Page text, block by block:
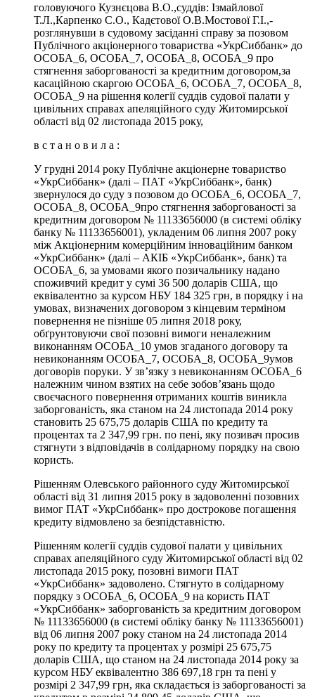
головуючого Кузнєцова В.О.,суддів: Ізмайлової
Т.Л.,Карпенко С.О., Кадєтової О.В.Мостової Г.І.,-
розглянувши в судовому засіданні справу за позовом
Публічного акціонерного товариства «УкрСиббанк» до
ОСОБА_6, ОСОБА_7, ОСОБА_8, ОСОБА_9 про
стягнення заборгованості за кредитним договором,за
касаційною скаргою ОСОБА_6, ОСОБА_7, ОСОБА_8,
ОСОБА_9 на рішення колегії суддів судової палати у
цивільних справах апеляційного суду Житомирської
області від 02 листопада 2015 року,
в с т а н о в и л а :
У грудні 2014 року Публічне акціонерне товариство
«УкрСиббанк» (далі ‒ ПАТ «УкрСиббанк», банк)
звернулося до суду з позовом до ОСОБА_6, ОСОБА_7,
ОСОБА_8, ОСОБА_9про стягнення заборгованості за
кредитним договором № 11133656000 (в системі обліку
банку № 11133656001), укладеним 06 липня 2007 року
між Акціонерним комерційним інноваційним банком
«УкрСиббанк» (далі – АКІБ «УкрСиббанк», банк) та
ОСОБА_6, за умовами якого позичальнику надано
споживчий кредит у сумі 36 500 доларів США, що
еквівалентно за курсом НБУ 184 325 грн, в порядку і на
умовах, визначених договором з кінцевим терміном
повернення не пізніше 05 липня 2018 року,
обґрунтовуючи свої позовні вимоги неналежним
виконанням ОСОБА_10 умов згаданого договору та
невиконанням ОСОБА_7, ОСОБА_8, ОСОБА_9умов
договорів поруки. У зв’язку з невиконанням ОСОБА_6
належним чином взятих на себе зобов’язань щодо
своєчасного повернення отриманих коштів виникла
заборгованість, яка станом на 24 листопада 2014 року
становить 25 675,75 доларів США по кредиту та
процентах та 2 347,99 грн. по пені, яку позивач просив
стягнути з відповідачів в солідарному порядку на свою
користь.
Рішенням Олевського районного суду Житомирської
області від 31 липня 2015 року в задоволенні позовних
вимог ПАТ «УкрСиббанк» про дострокове погашення
кредиту відмовлено за безпідставністю.
Рішенням колегії суддів судової палати у цивільних
справах апеляційного суду Житомирської області від 02
листопада 2015 року, позовні вимоги ПАТ
«УкрСиббанк» задоволено. Стягнуто в солідарному
порядку з ОСОБА_6, ОСОБА_9 на користь ПАТ
«УкрСиббанк» заборгованість за кредитним договором
№ 11133656000 (в системі обліку банку № 11133656001)
від 06 липня 2007 року станом на 24 листопада 2014
року по кредиту та процентах у розмірі 25 675,75
доларів США, що станом на 24 листопада 2014 року за
курсом НБУ еквівалентно 386 697,18 грн та пені у
розмірі 2 347,99 грн, яка складається із заборгованості за